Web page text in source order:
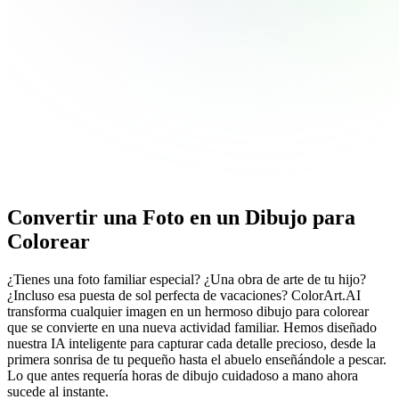
Convertir una Foto en un Dibujo para
Colorear
¿Tienes una foto familiar especial? ¿Una obra de arte de tu hijo?
¿Incluso esa puesta de sol perfecta de vacaciones? ColorArt.AI
transforma cualquier imagen en un hermoso dibujo para colorear
que se convierte en una nueva actividad familiar. Hemos diseñado
nuestra IA inteligente para capturar cada detalle precioso, desde la
primera sonrisa de tu pequeño hasta el abuelo enseñándole a pescar.
Lo que antes requería horas de dibujo cuidadoso a mano ahora
sucede al instante.